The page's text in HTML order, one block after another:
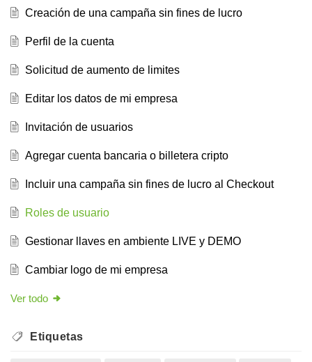
Creación de una campaña sin fines de lucro
Perfil de la cuenta
Solicitud de aumento de limites
Editar los datos de mi empresa
Invitación de usuarios
Agregar cuenta bancaria o billetera cripto
Incluir una campaña sin fines de lucro al Checkout
Roles de usuario
Gestionar llaves en ambiente LIVE y DEMO
Cambiar logo de mi empresa
Ver todo
Etiquetas